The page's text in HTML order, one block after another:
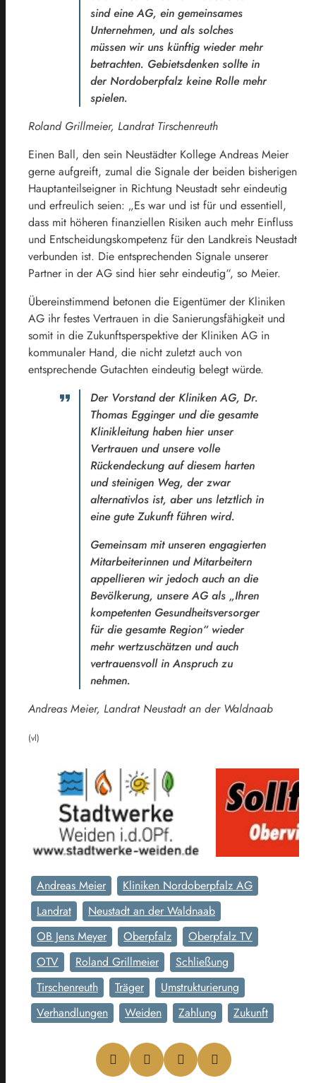
sind eine AG, ein gemeinsames
Unternehmen, und als solches
müssen wir uns künftig wieder mehr
betrachten. Gebietsdenken sollte in
der Nordoberpfalz keine Rolle mehr
spielen.
Roland Grillmeier, Landrat Tirschenreuth
Einen Ball, den sein Neustädter Kollege Andreas Meier
gerne aufgreift, zumal die Signale der beiden bisherigen
Hauptanteilseigner in Richtung Neustadt sehr eindeutig
und erfreulich seien: „Es war und ist für und essentiell,
dass mit höheren finanziellen Risiken auch mehr Einfluss
und Entscheidungskompetenz für den Landkreis Neustadt
verbunden ist. Die entsprechenden Signale unserer
Partner in der AG sind hier sehr eindeutig“, so Meier.
Übereinstimmend betonen die Eigentümer der Kliniken
AG ihr festes Vertrauen in die Sanierungsfähigkeit und
somit in die Zukunftsperspektive der Kliniken AG in
kommunaler Hand, die nicht zuletzt auch von
entsprechende Gutachten eindeutig belegt würde.
Der Vorstand der Kliniken AG, Dr.
Thomas Egginger und die gesamte
Klinikleitung haben hier unser
Vertrauen und unsere volle
Rückendeckung auf diesem harten
und steinigen Weg, der zwar
alternativlos ist, aber uns letztlich in
eine gute Zukunft führen wird.
Gemeinsam mit unseren engagierten
Mitarbeiterinnen und Mitarbeitern
appellieren wir jedoch auch an die
Bevölkerung, unsere AG als „Ihren
kompetenten Gesundheitsversorger
für die gesamte Region“ wieder
mehr wertzuschätzen und auch
vertrauensvoll in Anspruch zu
nehmen.
Andreas Meier, Landrat Neustadt an der Waldnaab
(vl)
Andreas Meier
Kliniken Nordoberpfalz AG
Landrat
Neustadt an der Waldnaab
OB Jens Meyer
Oberpfalz
Oberpfalz TV
OTV
Roland Grillmeier
Schließung
Tirschenreuth
Träger
Umstrukturierung
Verhandlungen
Weiden Zahlung Zukunft